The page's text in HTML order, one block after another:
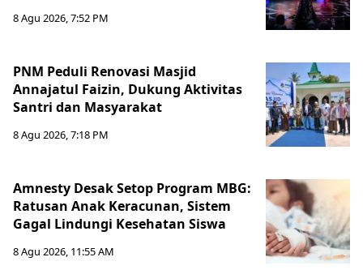
8 Agu 2026, 7:52 PM
PNM Peduli Renovasi Masjid
Annajatul Faizin, Dukung Aktivitas
Santri dan Masyarakat
8 Agu 2026, 7:18 PM
Amnesty Desak Setop Program MBG:
Ratusan Anak Keracunan, Sistem
Gagal Lindungi Kesehatan Siswa
8 Agu 2026, 11:55 AM